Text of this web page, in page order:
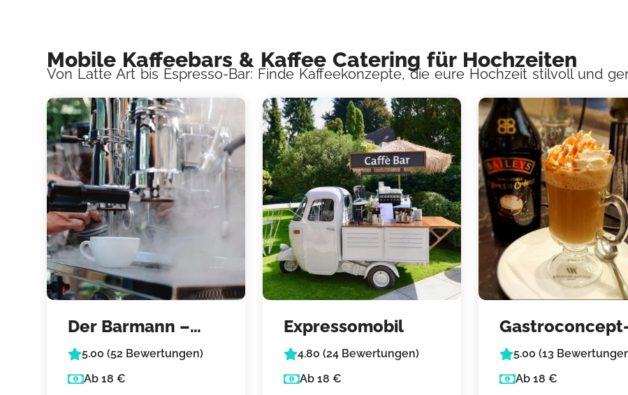
Mobile Kaffeebars & Kaffee Catering für Hochzeiten
Von Latte Art bis Espresso-Bar: Finde Kaffeekonzepte, die eure Hochzeit stilvoll und
Der Barmann –
Kaffee Catering
5.00 (52 Bewertungen)
Ab 18 €
Expressomobil
4.80 (24 Bewertungen)
Ab 18 €
me mobile
Kaffeebar
5.00 (13
Ab 18 €